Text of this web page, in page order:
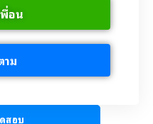
อน
ม
สอบ